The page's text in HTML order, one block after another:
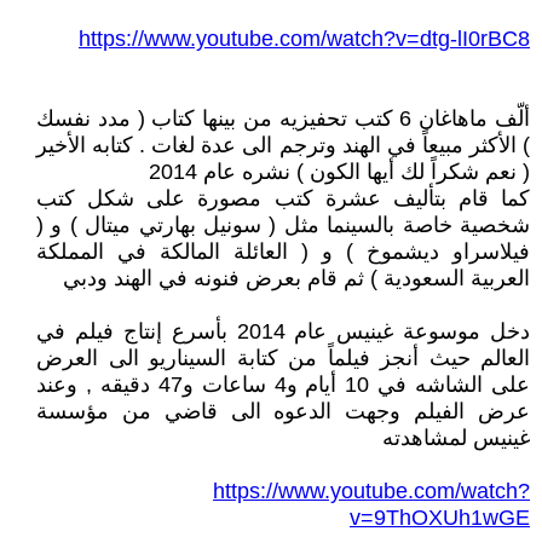
https://www.youtube.com/watch?v=dtg-lI0rBC8
ألّف ماهاغان 6 كتب تحفيزيه من بينها كتاب ( مدد نفسك
) الأكثر مبيعاً في الهند وترجم الى عدة لغات . كتابه الأخير
( نعم شكراً لك أيها الكون ) نشره عام 2014
كما قام بتأليف عشرة كتب مصورة على شكل كتب
شخصية خاصة بالسينما مثل ( سونيل بهارتي ميتال ) و (
فيلاسراو ديشموخ ) و ( العائلة المالكة في المملكة
العربية السعودية ) ثم قام بعرض فنونه في الهند ودبي
دخل موسوعة غينيس عام 2014 بأسرع إنتاج فيلم في
العالم حيث أنجز فيلماً من كتابة السيناريو الى العرض
على الشاشه في 10 أيام و4 ساعات و47 دقيقه , وعند
عرض الفيلم وجهت الدعوه الى قاضي من مؤسسة
غينيس لمشاهدته
https://www.youtube.com/watch?
v=9ThOXUh1wGE